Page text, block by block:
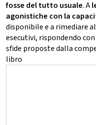
fosse del tutto usuale. A
agonistiche con la
disponibile e a rimediare
esecutivi, rispondendo
sfide proposte dalla
libro